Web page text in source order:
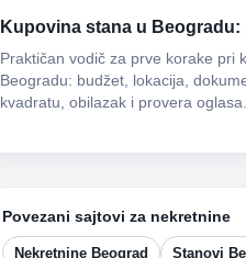
Kupovina stana u
Praktičan vodič za prve korake pri
Beogradu: budžet, lokacija,
kvadratu, obilazak i provera oglasa.
Povezani sajtovi za nekretnine
Nekretnine Beograd Stanovi